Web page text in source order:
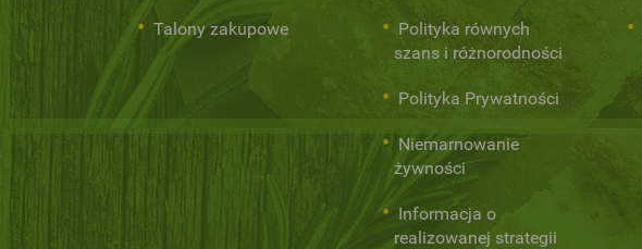
Talony zakupowe
Polityka równych
szans i różnorodności
Polityka Prywatności
Niemarnowanie
żywności
Informacja o
realizowanej strategii